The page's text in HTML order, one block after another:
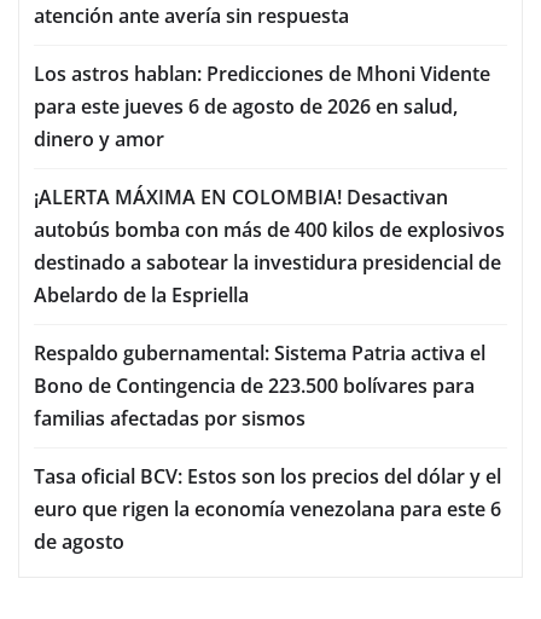
atención ante avería sin respuesta
Los astros hablan: Predicciones de Mhoni Vidente
para este jueves 6 de agosto de 2026 en salud,
dinero y amor
¡ALERTA MÁXIMA EN COLOMBIA! Desactivan
autobús bomba con más de 400 kilos de explosivos
destinado a sabotear la investidura presidencial de
Abelardo de la Espriella
Respaldo gubernamental: Sistema Patria activa el
Bono de Contingencia de 223.500 bolívares para
familias afectadas por sismos
Tasa oficial BCV: Estos son los precios del dólar y el
euro que rigen la economía venezolana para este 6
de agosto